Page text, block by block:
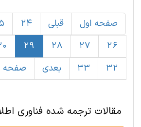
صفحه اول قبلی 24
26
27
28
29
32
33 بعدی صفحه
مقالات ترجمه شده فناوری